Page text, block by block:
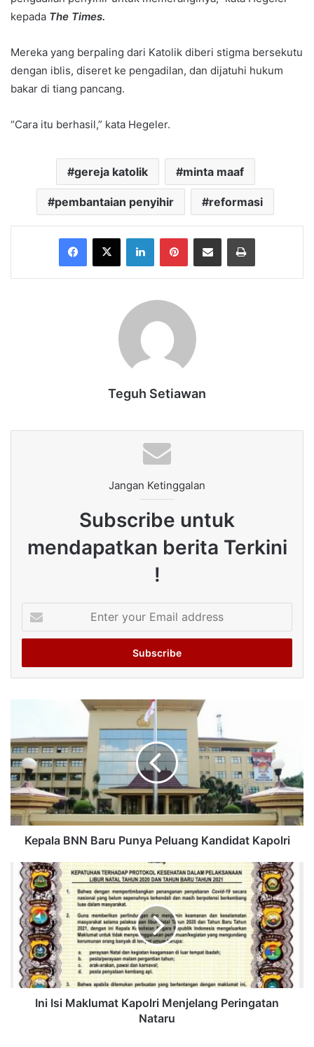
kepada The Times.
Mereka yang berpaling dari Katolik diberi stigma bersekutu
dengan iblis, diseret ke pengadilan, dan dijatuhi hukum
bakar di tiang pancang.
“Cara itu berhasil,” kata Hegeler.
gereja katolik minta maaf
pembantaian penyihir reformasi
Facebook
X LinkedInPinterestShare via Email Print
Teguh Setiawan
Jangan Ketinggalan
Subscribe untuk
mendapatkan berita Terkini
!
your
Email
Kepala BNN Baru Punya Peluang Kandidat Kapolri
Ini Isi Maklumat Kapolri Menjelang Peringatan
Nataru